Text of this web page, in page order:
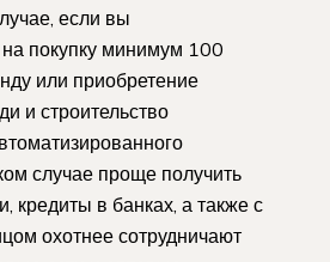
если вы
на покупку минимум 100
или приобретение
и строительство
случае проще получить
кредиты в банках, а также с
охотнее сотрудничают